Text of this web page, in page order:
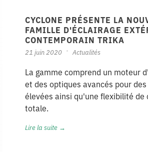
CYCLONE PRÉSENTE LA
FAMILLE D'ÉCLAIRAGE
CONTEMPORAIN TRIKA
21 juin 2020 Actualités
La gamme comprend un moteur
et des optiques avancés pour
élevées ainsi qu'une flexibilité de
totale.
Lire la suite →